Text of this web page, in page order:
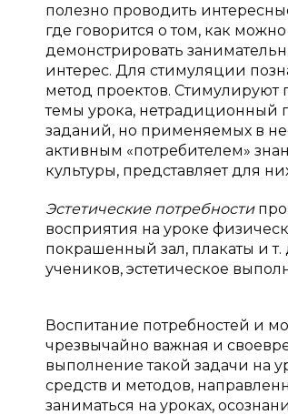
полезно проводить
где говорится о том, как
демонстрировать
интерес. Для стимуляции
метод проектов. Стимулируют
темы урока, нетрадиционный
заданий, но применяемых в
активным «потребителем»
культуры, представляет для
Эстетические потребности
восприятия на уроке
покрашенный зал, плакаты и
учеников, эстетическое
Воспитание потребностей и
чрезвычайно важная и
выполнение такой задачи на
средств и методов,
заниматься на уроках,